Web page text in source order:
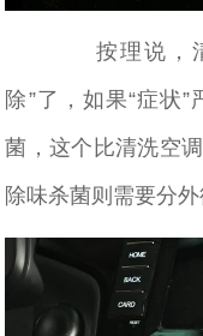
按理说，清
除”了，如果“症状
菌，这个比清洗空
除味杀菌则需要分